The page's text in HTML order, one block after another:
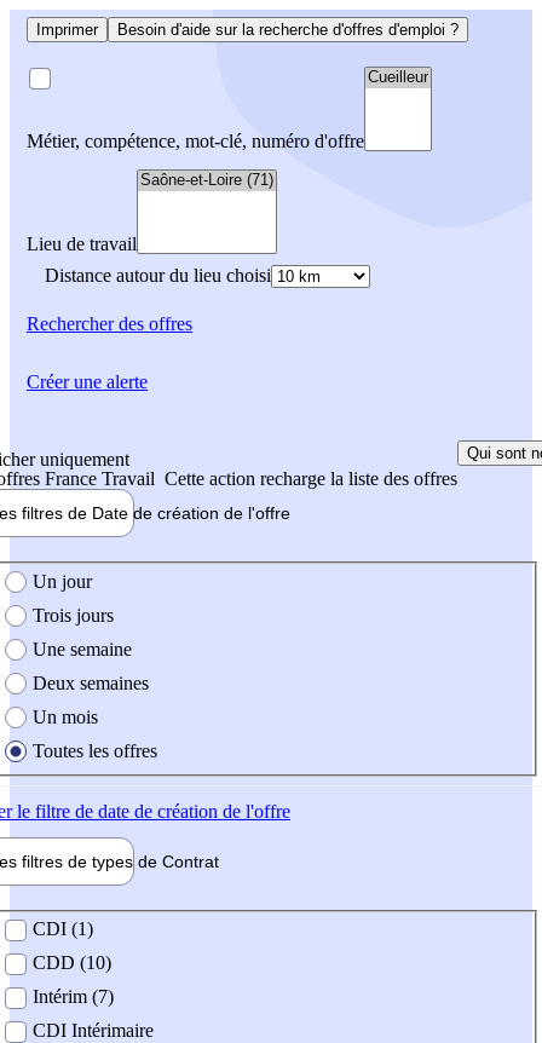
Imprimer Besoin d'aide sur la recherche d'offres d'emploi ?
Métier, compétence, mot-clé, numéro d'offre
Lieu de travail
Distance autour du lieu choisi
Rechercherdes offres
uniquement
France Travail Cette action recharge la liste des offres
Qui sont
filtres de Date de création de l'offre
création de l'offre
Un jour
Trois jours
Une semaine
Deux semaines
Un mois
Toutes les offres
le filtre de date de création de l'offre
filtres de types de Contrat
contrat
CDI (1)
CDD (10)
Intérim (7)
CDI Intérimaire
Créer une alerte